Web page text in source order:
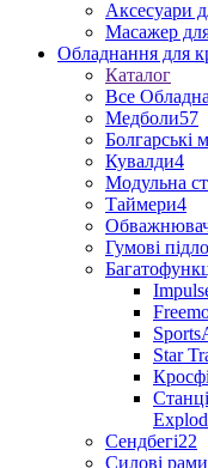
Аксесуари
Масажер для
Обладнання для
Каталог
Все
Медболи57
Болгарські
Кувалди4
Модульна
Таймери4
Гумові
Star
Сендбегі22
Силові рами